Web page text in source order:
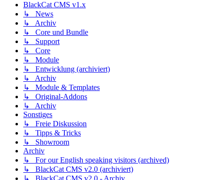
BlackCat CMS v1.x
↳ News
↳ Archiv
↳ Core und Bundle
↳ Support
↳ Core
↳ Module
↳ Entwicklung (archiviert)
↳ Archiv
↳ Module & Templates
↳ Original-Addons
↳ Archiv
Sonstiges
↳ Freie Diskussion
↳ Tipps & Tricks
↳ Showroom
Archiv
↳ For our English speaking visitors (archived)
↳ BlackCat CMS v2.0 (archiviert)